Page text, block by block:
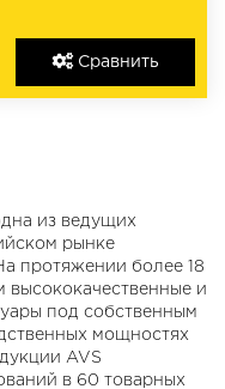
Сравнить
из ведущих
рынке
протяжении более 18
высококачественные и
под собственным
мощностях
AVS
в 60 товарных